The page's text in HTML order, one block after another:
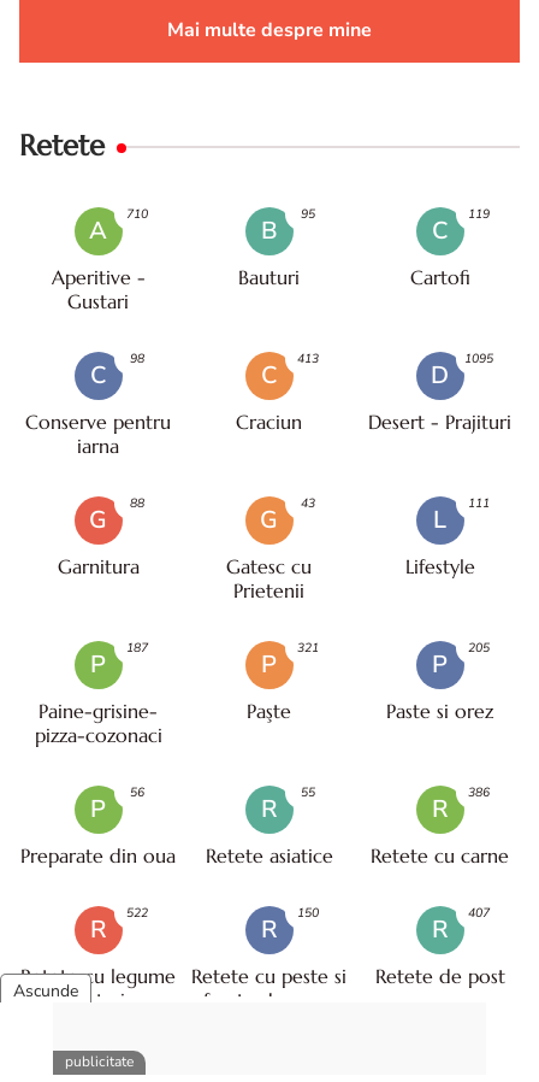
Mai multe despre mine
Retete
A
Aperitive -
Gustari
710
B
Bauturi
95
C
Cartofi
119
C
Conserve pentru
iarna
98
C
Craciun
413
D
Desert - Prajituri
1095
G
Garnitura
88
G
Gatesc cu
Prietenii
43
L
Lifestyle
111
P
Paine-grisine-
pizza-cozonaci
187
P
Paşte
321
P
Paste si orez
205
P
Preparate din oua
56
R
Retete asiatice
55
R
Retete cu carne
386
R
Retete cu legume
- vegetariene
522
R
Retete cu peste si
fructe de mare
150
R
Retete de post
407
R
32